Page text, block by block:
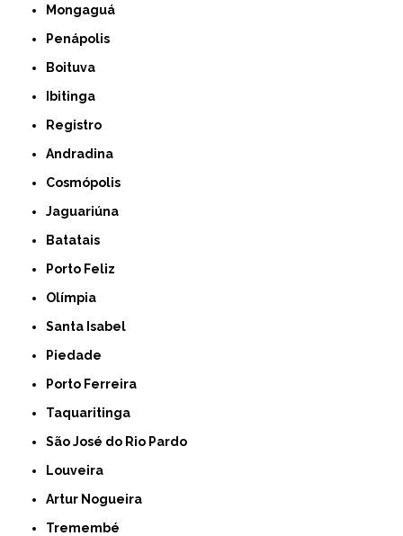
Mongaguá
Penápolis
Boituva
Ibitinga
Registro
Andradina
Cosmópolis
Jaguariúna
Batatais
Porto Feliz
Olímpia
Santa Isabel
Piedade
Porto Ferreira
Taquaritinga
São José do Rio Pardo
Louveira
Artur Nogueira
Tremembé